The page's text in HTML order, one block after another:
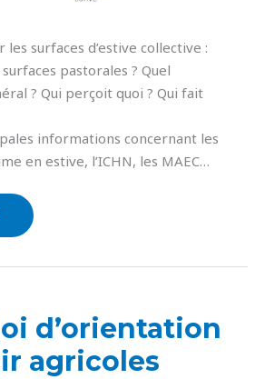
les surfaces d’estive collective :
pastorales ? Quel
? Qui perçoit quoi ? Qui fait
informations concernant les
en estive, l’ICHN, les MAEC…
d’orientation
agricoles